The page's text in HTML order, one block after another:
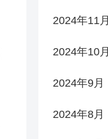
2024年11月
2024年10月
2024年9月
2024年8月